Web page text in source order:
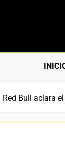
Red Bull aclara